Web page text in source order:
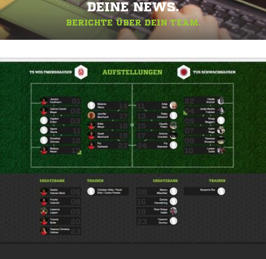
DEINE NEWS.
BERICHTE ÜBER DEIN TEAM.